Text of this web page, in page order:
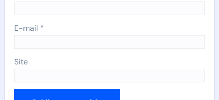
E-mail *
Site